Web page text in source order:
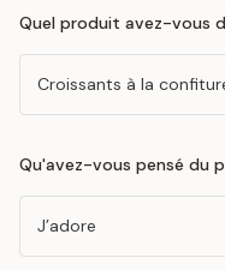
Quel produit avez-vous
Qu'avez-vous pensé du